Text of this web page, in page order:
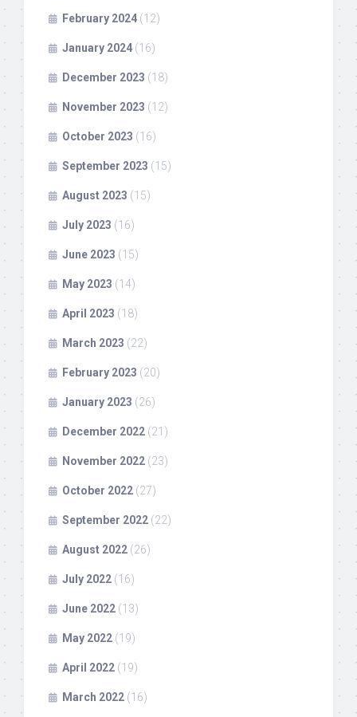
February 2024 (12)
January 2024 (16)
December 2023 (18)
November 2023 (12)
October 2023 (16)
September 2023 (15)
August 2023 (15)
July 2023 (16)
June 2023 (15)
May 2023 (14)
April 2023 (18)
March 2023 (22)
February 2023 (20)
January 2023 (26)
December 2022 (21)
November 2022 (23)
October 2022 (27)
September 2022 (22)
August 2022 (26)
July 2022 (16)
June 2022 (13)
May 2022 (19)
April 2022 (19)
March 2022 (16)